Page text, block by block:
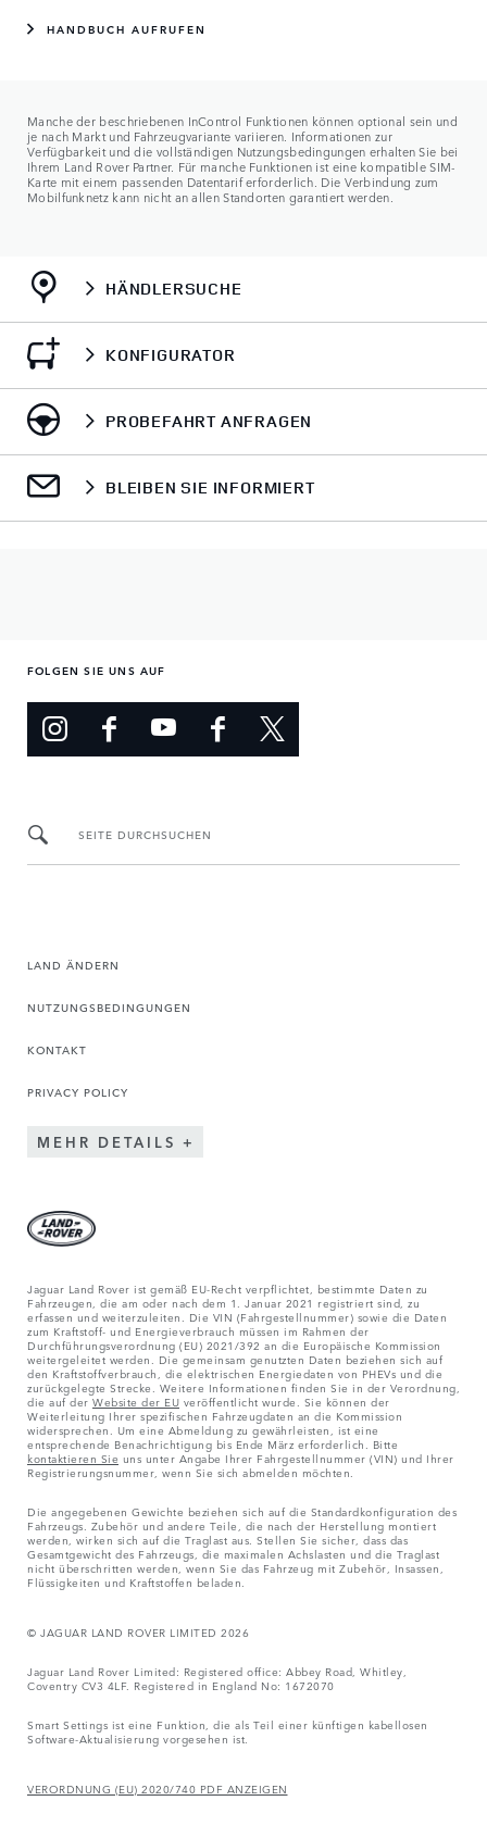
HANDBUCH AUFRUFEN
Manche der beschriebenen InControl Funktionen können optional sein und
je nach Markt und Fahrzeugvariante variieren. Informationen zur
Verfügbarkeit und die vollständigen Nutzungsbedingungen erhalten Sie bei
Ihrem Land Rover Partner. Für manche Funktionen ist eine kompatible SIM-
Karte mit einem passenden Datentarif erforderlich. Die Verbindung zum
Mobilfunknetz kann nicht an allen Standorten garantiert werden.
HÄNDLERSUCHE
KONFIGURATOR
PROBEFAHRT ANFRAGEN
BLEIBEN SIE INFORMIERT
FOLGEN SIE UNS AUF
SEITE DURCHSUCHEN
LAND ÄNDERN
NUTZUNGSBEDINGUNGEN
KONTAKT
PRIVACY POLICY
MEHR DETAILS
Jaguar Land Rover ist gemäß EU-Recht verpflichtet, bestimmte Daten zu
Fahrzeugen, die am oder nach dem 1. Januar 2021 registriert sind, zu
erfassen und weiterzuleiten. Die VIN (Fahrgestellnummer) sowie die Daten
zum Kraftstoff- und Energieverbrauch müssen im Rahmen der
Durchführungsverordnung (EU) 2021/392 an die Europäische Kommission
weitergeleitet werden. Die gemeinsam genutzten Daten beziehen sich auf
den Kraftstoffverbrauch, die elektrischen Energiedaten von PHEVs und die
zurückgelegte Strecke. Weitere Informationen finden Sie in der Verordnung,
die auf derWebsite der EU veröffentlicht wurde. Sie können der
Weiterleitung Ihrer spezifischen Fahrzeugdaten an die Kommission
widersprechen. Um eine Abmeldung zu gewährleisten, ist eine
entsprechende Benachrichtigung bis Ende März erforderlich. Bitte
kontaktieren Sie uns unter Angabe Ihrer Fahrgestellnummer (VIN) und Ihrer
Registrierungsnummer, wenn Sie sich abmelden möchten.
Die angegebenen Gewichte beziehen sich auf die Standardkonfiguration des
Fahrzeugs. Zubehör und andere Teile, die nach der Herstellung montiert
werden, wirken sich auf die Traglast aus. Stellen Sie sicher, dass das
Gesamtgewicht des Fahrzeugs, die maximalen Achslasten und die Traglast
nicht überschritten werden, wenn Sie das Fahrzeug mit Zubehör, Insassen,
Flüssigkeiten und Kraftstoffen beladen.
© JAGUAR LAND ROVER LIMITED 2026
Jaguar Land Rover Limited: Registered office: Abbey Road, Whitley,
Coventry CV3 4LF. Registered in England No: 1672070
Smart Settings ist eine Funktion, die als Teil einer künftigen kabellosen
Software-Aktualisierung vorgesehen ist.
VERORDNUNG (EU) 2020/740 PDF ANZEIGEN